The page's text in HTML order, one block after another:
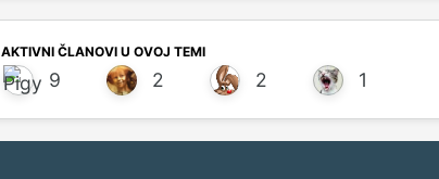
AKTIVNI ČLANOVI U OVOJ TEMI
9 2 2 1